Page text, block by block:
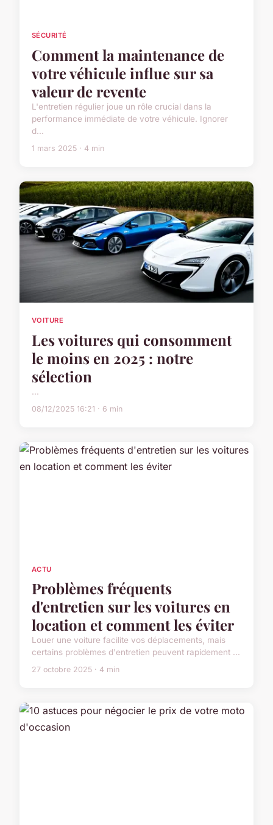
SÉCURITÉ
Comment la maintenance de
votre véhicule influe sur sa
valeur de revente
L'entretien régulier joue un rôle crucial dans la
performance immédiate de votre véhicule. Ignorer
d...
1 mars 2025 · 4 min
VOITURE
Les voitures qui consomment
le moins en 2025 : notre
sélection
...
08/12/2025 16:21 · 6 min
ACTU
Problèmes fréquents
d'entretien sur les voitures en
location et comment les éviter
Louer une voiture facilite vos déplacements, mais
certains problèmes d'entretien peuvent rapidement ...
27 octobre 2025 · 4 min